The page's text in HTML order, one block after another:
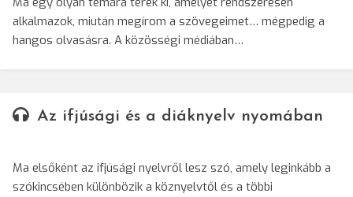
alkalmazok, miután megírom a szövegeimet… mégpedig a
hangos olvasásra. A közösségi médiában…
Az ifjúsági és a diáknyelv nyomában
Ma elsőként az ifjúsági nyelvről lesz szó, amely leginkább a
szókincsében különbözik a köznyelvtől és a többi